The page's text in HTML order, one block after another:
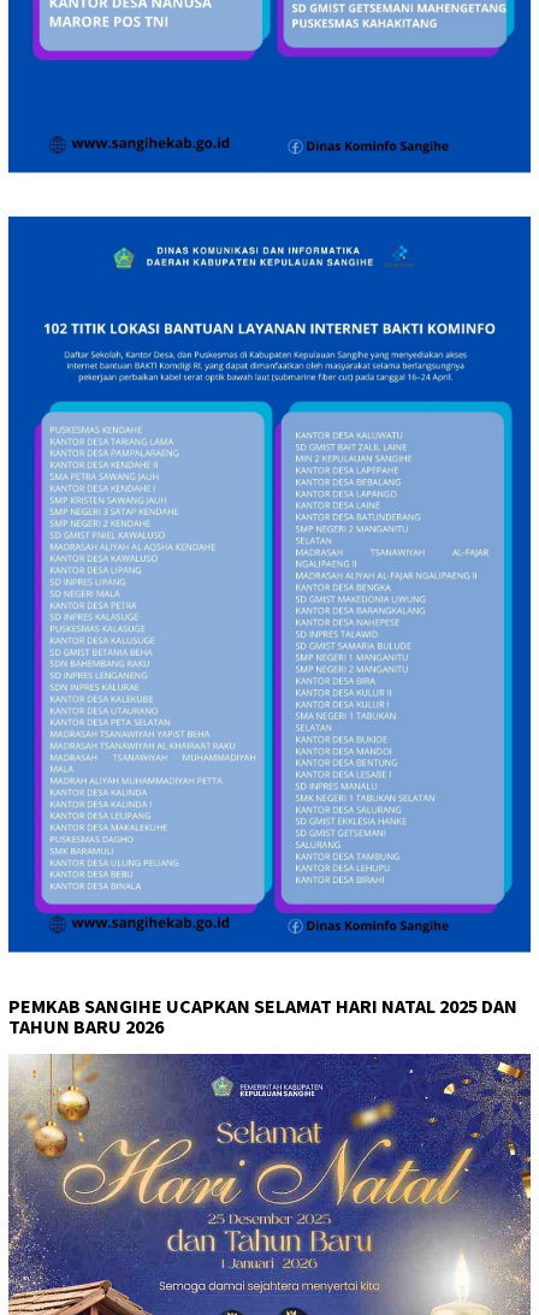
PEMKAB SANGIHE UCAPKAN SELAMAT HARI NATAL 2025 DAN
TAHUN BARU 2026